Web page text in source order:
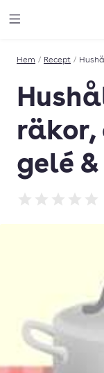
Hem / Recept /
räkor,
gelé
Betyg: 0 av 5